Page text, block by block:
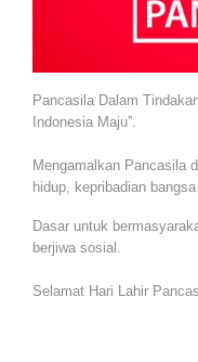
Pancasila Dalam
Indonesia Maju”.
Mengamalkan Pancasila
hidup, kepribadian
Dasar untuk
berjiwa sosial.⁣
Selamat Hari Lahir